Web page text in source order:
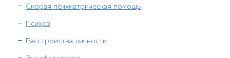
Скорая психиатрическая помощь
Психоз
Расстройства личности